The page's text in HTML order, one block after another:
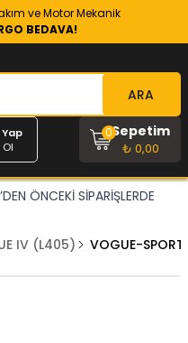
ve Motor Mekanik
BEDAVA!
ARA
Ol
Sepetim
₺ 0,00
0
ÖNCEKİ SİPARİŞLERDE
IV (L405) VOGUE-SPORT